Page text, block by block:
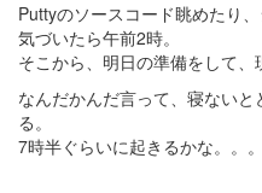
Puttyのソースコード眺めたり
気づいたら午前2時。
そこから、明日の準備をして、
なんだかんだ言って、寝ない
る。
7時半ぐらいに起きるかな。。。